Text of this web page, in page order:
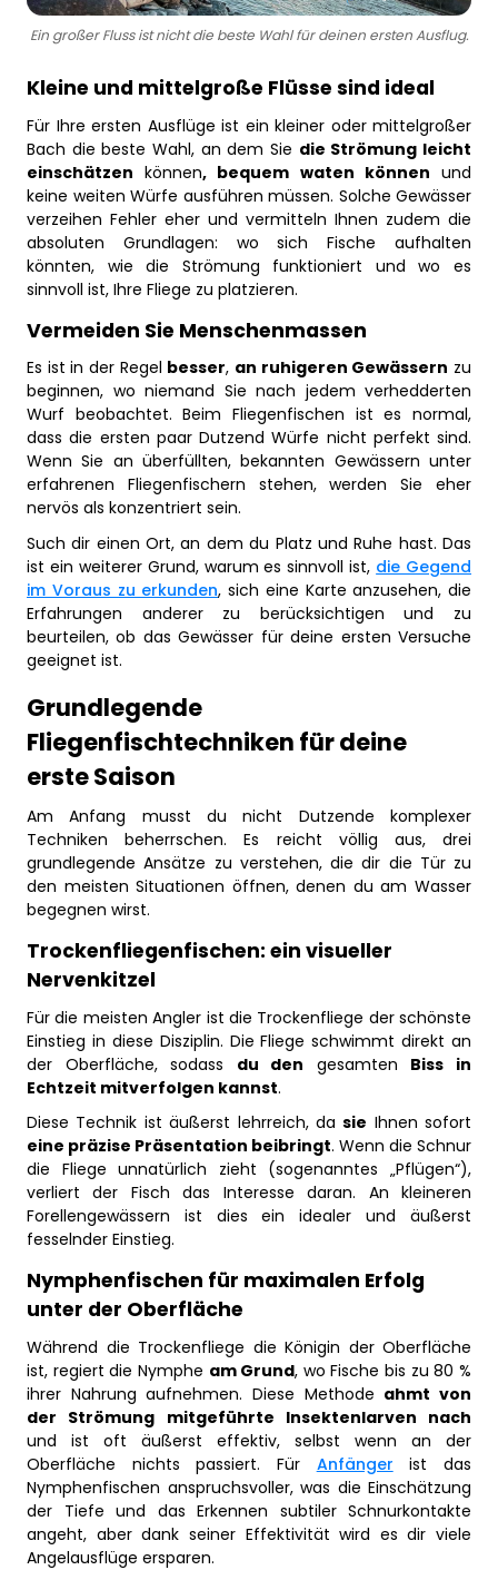
Ein großer Fluss ist nicht die beste Wahl für deinen ersten Ausflug.
Kleine und mittelgroße Flüsse sind ideal
Für Ihre ersten Ausflüge ist ein kleiner oder mittelgroßer
Bach die beste Wahl, an dem Sie die Strömung leicht
einschätzen können, bequem waten können und
keine weiten Würfe ausführen müssen. Solche Gewässer
verzeihen Fehler eher und vermitteln Ihnen zudem die
absoluten Grundlagen: wo sich Fische aufhalten
könnten, wie die Strömung funktioniert und wo es
sinnvoll ist, Ihre Fliege zu platzieren.
Vermeiden Sie Menschenmassen
Es ist in der Regel besser, an ruhigeren Gewässern zu
beginnen, wo niemand Sie nach jedem verhedderten
Wurf beobachtet. Beim Fliegenfischen ist es normal,
dass die ersten paar Dutzend Würfe nicht perfekt sind.
Wenn Sie an überfüllten, bekannten Gewässern unter
erfahrenen Fliegenfischern stehen, werden Sie eher
nervös als konzentriert sein.
Such dir einen Ort, an dem du Platz und Ruhe hast. Das
ist ein weiterer Grund, warum es sinnvoll ist, die Gegend
im Voraus zu erkunden, sich eine Karte anzusehen, die
Erfahrungen anderer zu berücksichtigen und zu
beurteilen, ob das Gewässer für deine ersten Versuche
geeignet ist.
Grundlegende
Fliegenfischtechniken für deine
erste Saison
Am Anfang musst du nicht Dutzende komplexer
Techniken beherrschen. Es reicht völlig aus, drei
grundlegende Ansätze zu verstehen, die dir die Tür zu
den meisten Situationen öffnen, denen du am Wasser
begegnen wirst.
Trockenfliegenfischen: ein visueller
Nervenkitzel
Für die meisten Angler ist die Trockenfliege der schönste
Einstieg in diese Disziplin. Die Fliege schwimmt direkt an
der Oberfläche, sodass du den gesamten Biss in
Echtzeit mitverfolgen kannst.
Diese Technik ist äußerst lehrreich, dasie Ihnen sofort
eine präzise Präsentation beibringt. Wenn die Schnur
die Fliege unnatürlich zieht (sogenanntes „Pflügen“),
verliert der Fisch das Interesse daran. An kleineren
Forellengewässern ist dies ein idealer und äußerst
fesselnder Einstieg.
Nymphenfischen für maximalen Erfolg
unter der Oberfläche
Während die Trockenfliege die Königin der Oberfläche
ist, regiert die Nymphe am Grund, wo Fische bis zu 80 %
ihrer Nahrung aufnehmen. Diese Methode ahmt von
der Strömung mitgeführte Insektenlarven nach
und ist oft äußerst effektiv, selbst wenn an der
Oberfläche nichts passiert. Für Anfänger ist das
Nymphenfischen anspruchsvoller, was die Einschätzung
der Tiefe und das Erkennen subtiler Schnurkontakte
angeht, aber dank seiner Effektivität wird es dir viele
Angelausflüge ersparen.